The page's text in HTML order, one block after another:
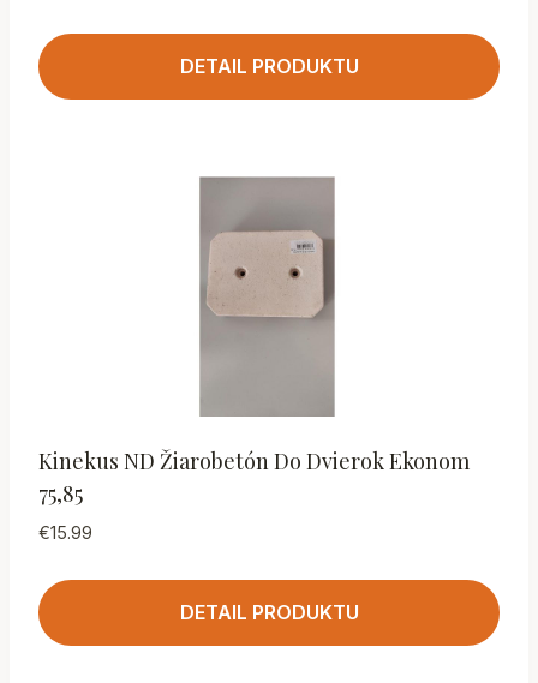
DETAIL PRODUKTU
Kinekus ND Žiarobetón Do Dvierok Ekonom
75,85
€15.99
DETAIL PRODUKTU